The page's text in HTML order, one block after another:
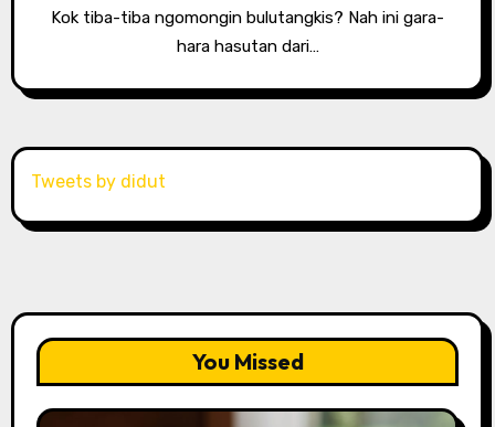
Kok tiba-tiba ngomongin bulutangkis? Nah ini gara-
hara hasutan dari…
Tweets by didut
You Missed